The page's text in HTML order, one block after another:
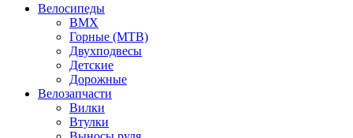
Велосипеды
BMX
Горные (MTB)
Двухподвесы
Детские
Дорожные
Велозапчасти
Вилки
Втулки